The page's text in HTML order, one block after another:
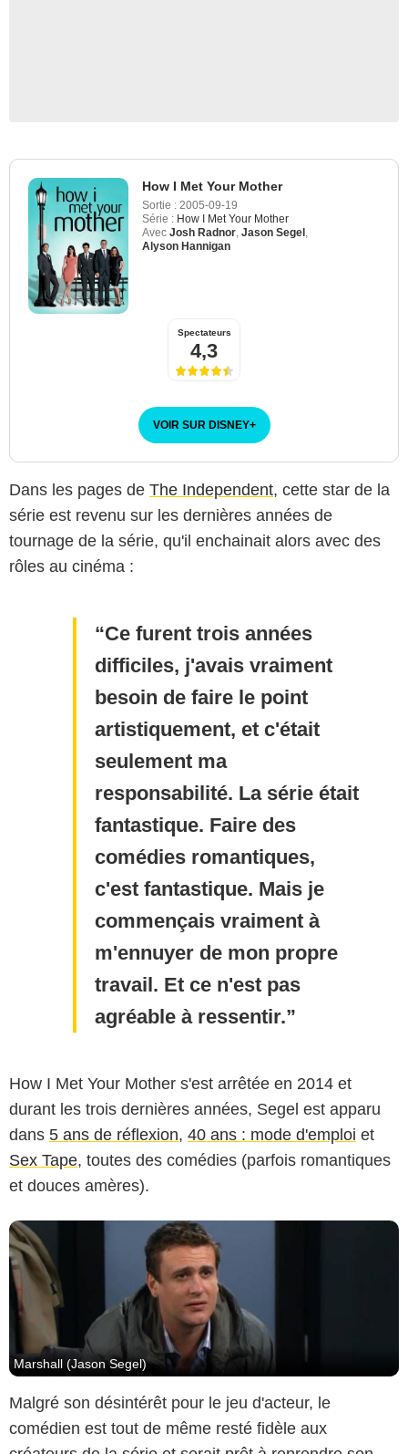
How I Met Your Mother
Sortie : 2005-09-19
Série : How I Met Your Mother
Avec Josh Radnor Jason Segel
Alyson Hannigan
Spectateurs
4,3
VOIR SUR DISNEY+
Dans les pages de The Independent, cette star de la
série est revenu sur les dernières années de
tournage de la série, qu'il enchainait alors avec des
rôles au cinéma :
Ce furent trois années
difficiles, j'avais vraiment
besoin de faire le point
artistiquement, et c'était
seulement ma
responsabilité. La série était
fantastique. Faire des
comédies romantiques,
c'est fantastique. Mais je
commençais vraiment à
m'ennuyer de mon propre
travail. Et ce n'est pas
agréable à ressentir.
How I Met Your Mother s'est arrêtée en 2014 et
durant les trois dernières années, Segel est apparu
dans 5 ans de réflexion, 40 ans : mode d'emploi et
Sex Tape, toutes des comédies (parfois romantiques
et douces amères).
Marshall (Jason Segel)
Malgré son désintérêt pour le jeu d'acteur, le
comédien est tout de même resté fidèle aux